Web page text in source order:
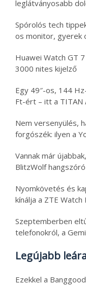
leglátványosabb
Spórolós tech
os monitor, gyerek
Huawei Watch GT
3000 nites kijelző
Egy 49″-os, 144
Ft-ért – itt a TITAN
Nem versenyülés,
forgószék: ilyen a
Vannak már
BlitzWolf
Nyomkövetés és
kínálja a ZTE
Szeptemberben
telefonokról, a
Legújabb
Ezekkel a